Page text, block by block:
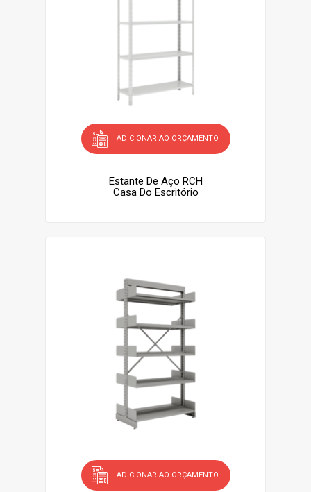
ADICIONAR AO ORÇAMENTO
Estante De Aço RCH
Casa Do Escritório
ADICIONAR AO ORÇAMENTO